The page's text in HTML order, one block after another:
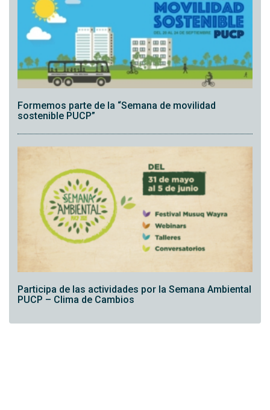
Formemos parte de la “Semana de movilidad
sostenible PUCP”
Participa de las actividades por la Semana Ambiental
PUCP – Clima de Cambios